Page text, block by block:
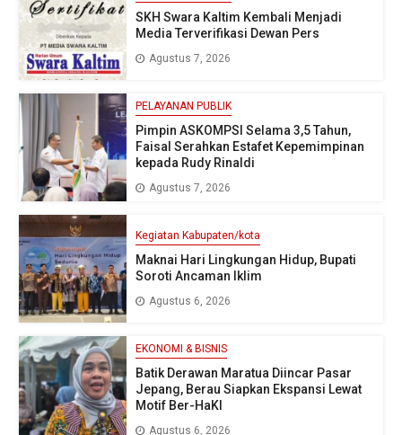
SKH Swara Kaltim Kembali Menjadi
Media Terverifikasi Dewan Pers
Agustus 7, 2026
PELAYANAN PUBLIK
Pimpin ASKOMPSI Selama 3,5 Tahun,
Faisal Serahkan Estafet Kepemimpinan
kepada Rudy Rinaldi
Agustus 7, 2026
Kegiatan Kabupaten/kota
Maknai Hari Lingkungan Hidup, Bupati
Soroti Ancaman Iklim
Agustus 6, 2026
EKONOMI & BISNIS
Batik Derawan Maratua Diincar Pasar
Jepang, Berau Siapkan Ekspansi Lewat
Motif Ber-HaKI
Agustus 6, 2026